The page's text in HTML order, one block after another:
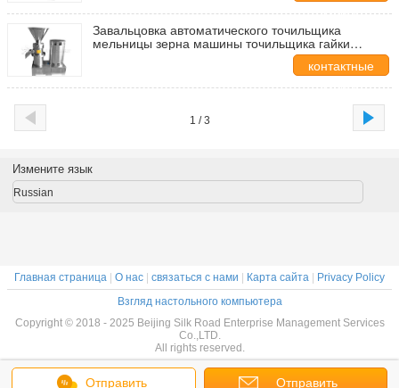
данные
Завальцовка автоматического точильщика
мельницы зерна машины точильщика гайки
контактные
данные
1 / 3
Отправить Отправить
Измените язык
Russian
Главная страница О нас связаться с нами Карта сайта
Privacy Policy
Взгляд настольного компьютера
Copyright © 2018 - 2025 Beijing Silk Road Enterprise Management Services
Co.,LTD.
All rights reserved.